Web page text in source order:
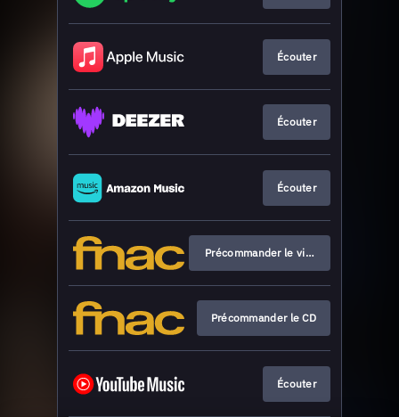
Écouter
Écouter
Écouter
Précommander le vinyle
Précommander le CD
Écouter